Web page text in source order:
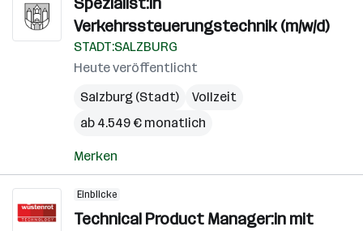
Verkehrssteuerungstechnik (m/w/d)
STADT:SALZBURG
Heute veröffentlicht
Salzburg (Stadt)
Vollzeit
ab 4.549 € monatlich
Merken
Einblicke
Technical Product Manager:in mit